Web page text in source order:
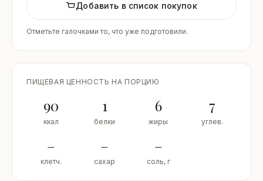
Добавить в список покупок
Отметьте галочками то, что уже подготовили.
ПИЩЕВАЯ ЦЕННОСТЬ НА ПОРЦИЮ
90
ккал
1
белки
6
жиры
7
углев.
–
клетч.
–
сахар
–
соль, г